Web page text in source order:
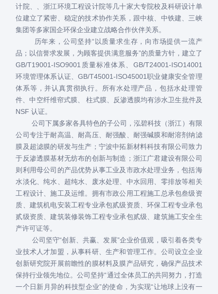
计院、、浙江环境工程设计院等几十家大专院校及科研设计单
位建立了紧密、稳定的技术协作关系，跟中核、中铁建、三峡
集团等多家国企环保企业建立战略合作伙伴关系。
历年来，公司坚持“以质量求生存，向市场提供一流产
品；以信誉求发展，为顾客提供满意服务”的质量方针，建立了
GB/T19001-ISO9001质量标准体系、GB/T24001-ISO14001
环境管理体系认证、GB/T45001-ISO45001职业健康安全管理
体系等，并认真贯彻执行。所有水处理产品，包括水处理管
件、中空纤维帘式膜、 柱式膜、反渗透膜均有涉水卫生批件及
NSF 认证。
公司下属多家各具特色的子公司，泓碧科技（浙江）有限
公司专注于耐高温、耐高压、耐强酸、耐强碱膜和耐溶剂纳滤
膜及超滤膜的研发与生产；宁波中拓新材料科技有限公司致力
于反渗透膜基材无纺布的创新与制造；浙江广君建设有限公司
则利用母公司的产品优势从事工业及市政水处理业务，包括海
水淡化、纯水、超纯水、废水处理、中水回用、零排放等相关
工程设计、施工及运维。拥有市政公用工程施工总承包叁级资
质、建筑机电安装工程专业承包贰级资质、环保工程专业承包
贰级资质、建筑装修装饰工程专业承包贰级、建筑施工安全生
产许可证等。
公司坚守“创新、共赢、发展”企业价值观，吸引着各类专
业技术人才加盟，从事科研、生产和管理工作。公司设立企业
创新研究院开展前瞻性的膜材料及膜产品研究，确保产品技术
保持行业领先地位。公司坚持“通过全体员工的共同努力，打造
一个日新月异的科技型企业”的使命，为实现“让地球上没有一